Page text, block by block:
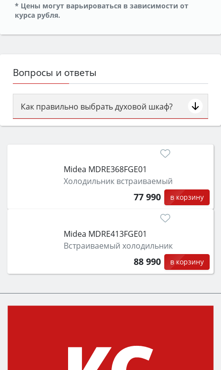
* Цены могут варьироваться в зависимости от
курса рубля.
Вопросы и ответы
Как правильно выбрать духовой шкаф?
Сначала определитесь с типом (газовый или
затем смотрите на объём 50–70 л для семьи,
функции (конвекция, гриль, самоочистка,
защита от детей).
Midea MDRE368FGE01
Холодильник встраиваемый
77 990 в корзину
Midea MDRE413FGE01
Встраиваемый холодильник
88 990 в корзину